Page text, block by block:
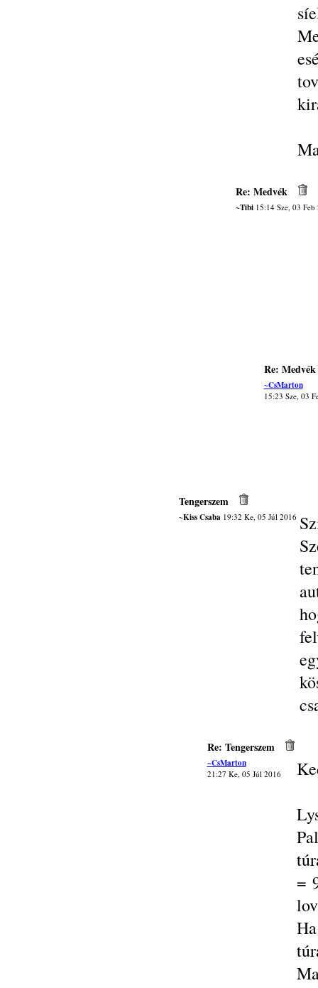
Re: Medvék
~Tibi15:14 Sze, 03 Feb
Re: Medvék
~CsMarton
15:23 Sze, 03
Tengerszem
~Kiss Csaba19:32 Ke, 05 Júl 2016
Re: Tengerszem
~CsMarton
21:27 Ke, 05 Júl 2016
=